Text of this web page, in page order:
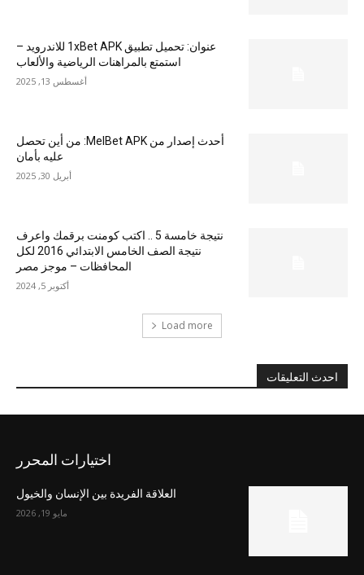
عنوان: تحميل تطبيق 1xBet APK للاندرويد –
استمتع بالمراهنات الرياضية والألعاب
أغسطس 13, 2025
أحدث إصدار من MelBet APK: من أين تحصل
عليه بأمان
أبريل 30, 2025
نتيجة خامسة 5 .. اكتب كومنت برقمك واعرف
نتيجة الصف الخامس الابتدائي 2016 لكل
المحافظات – موجز مصر
أكتوبر 5, 2024
Load more
احدث التعليقات
اختيارات المحرر
العلاقة الفريدة بين الإنسان والخيول
مايو 19, 2026